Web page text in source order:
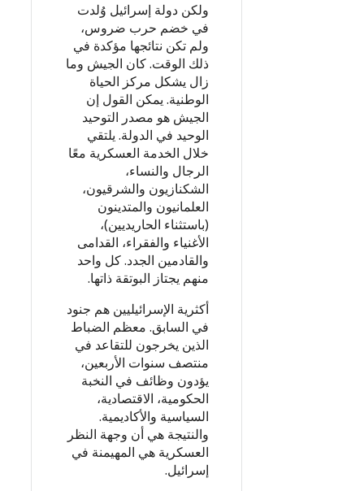
ولكن دولة إسرائيل وُلدت
في خضم حرب ضروس،
ولم تكن نتائجها مؤكدة في
ذلك الوقت. كان الجيش وما
زال يشكل مركز الحياة
الوطنية. يمكن القول إن
الجيش هو مصدر التوحيد
الوحيد في الدولة. يلتقي
خلال الخدمة العسكرية معًا
الرجال والنساء،
الشكنازيون والشرقيون،
العلمانيون والمتدينون
(باستثناء الحاريديين)،
الأغنياء والفقراء، القدامى
والقادمين الجدد. كل واحد
منهم يجتاز البوتقة ذاتها.
أكثرية الإسرائيليين هم جنود
في السابق. معظم الضباط
الذين يخرجون للتقاعد في
منتصف سنوات الأربعين،
يؤدون وظائف في النخبة
الحكومية، الاقتصادية،
السياسية والأكاديمية.
والنتيجة هي أن وجهة النظر
العسكرية هي المهيمنة في
إسرائيل.